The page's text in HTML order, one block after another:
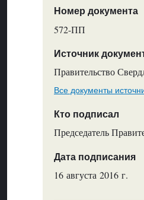
Номер документа
572-ПП
Источник
Правительство
Все документы
Кто подписал
Председатель
Дата подписания
16 августа 2016 г.